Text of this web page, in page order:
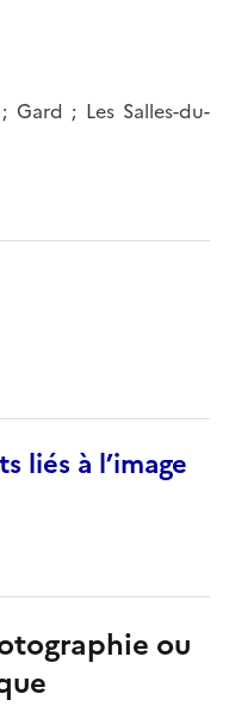
Gard ; Les Salles-du-
liés à l’image
ou